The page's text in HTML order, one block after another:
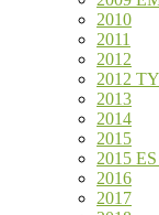
2010
2011
2012
2012
2013
2014
2015
2015
2016
2017